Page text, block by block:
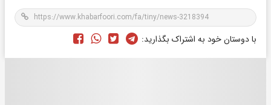
با دوستان خود به اشتراک بگذارید: